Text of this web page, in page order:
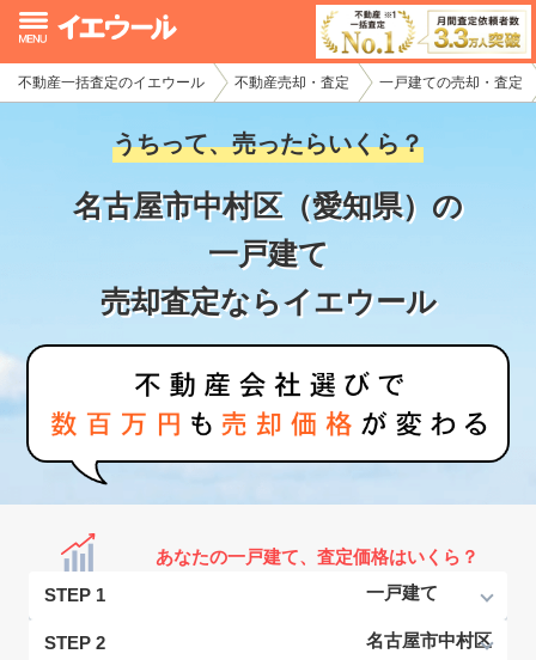
不動産一括査定のイエウール 不動産売却・査定 一戸建ての売却・査定
うちって、売ったらいくら？
名古屋市中村区（愛知県）の
一戸建て
売却査定ならイエウール
あなたの一戸建て、査定価格はいくら？
STEP 1
STEP 2
イエウール加盟希望の不動産会社様
初めての方へ
不動産売却の流れ